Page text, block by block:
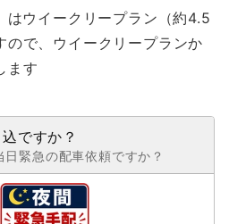
ウイークリープラン（約4.5
ので、ウイークリープランか
ます
ですか？
緊急の配車依頼ですか？